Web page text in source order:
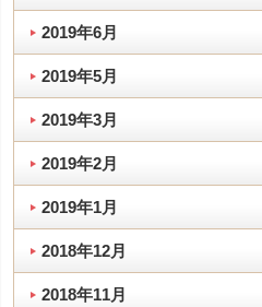
2019年6月
2019年5月
2019年3月
2019年2月
2019年1月
2018年12月
2018年11月